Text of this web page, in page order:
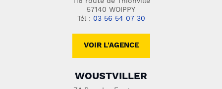
57140 WOIPPY
Tél : 03 56 54 07 30
VOIR L'AGENCE
WOUSTVILLER